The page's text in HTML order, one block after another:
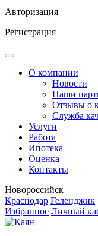
Авторизация
Регистрация
О компании
Новости
Наши
Отзывы о
Служба
Услуги
Работа
Ипотека
Оценка
Контакты
Новороссийск
Краснодар Геленджик
Избранное Личный